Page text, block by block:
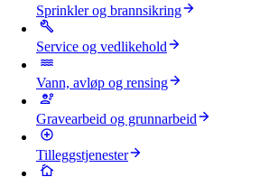
Sprinkler og brannsikring
Service og vedlikehold
Vann, avløp og rensing
Gravearbeid og grunnarbeid
Tilleggstjenester